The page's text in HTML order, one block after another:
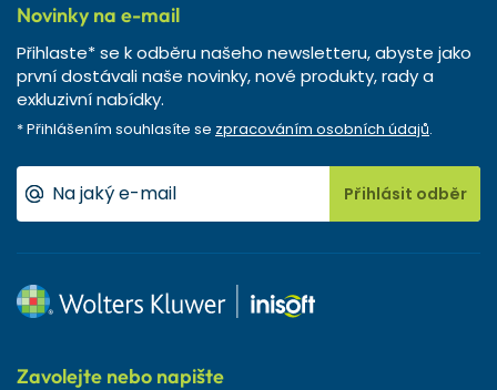
Novinky na e-mail
Přihlaste* se k odběru našeho newsletteru, abyste jako
první dostávali naše novinky, nové produkty, rady a
exkluzivní nabídky.
* Přihlášením souhlasíte se zpracováním osobních údajů.
Přihlásit odběr
Zavolejte nebo napište